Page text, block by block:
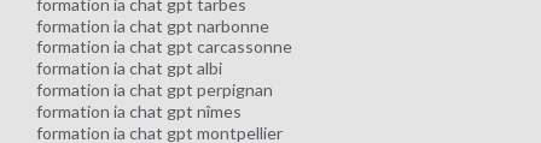
formation ia chat gpt narbonne
formation ia chat gpt carcassonne
formation ia chat gpt albi
formation ia chat gpt perpignan
formation ia chat gpt nîmes
formation ia chat gpt montpellier